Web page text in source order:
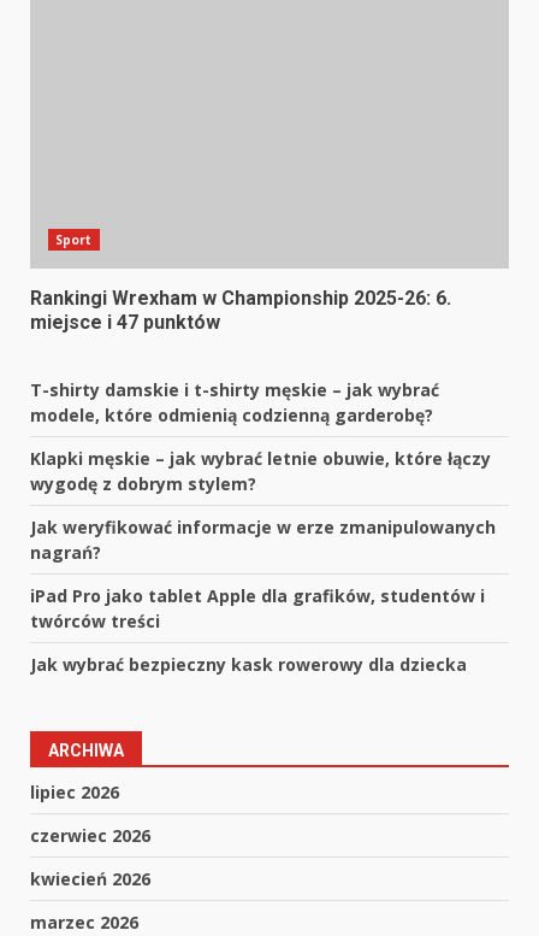
Sport
Rankingi Wrexham w Championship 2025-26: 6.
miejsce i 47 punktów
T-shirty damskie i t-shirty męskie – jak wybrać
modele, które odmienią codzienną garderobę?
Klapki męskie – jak wybrać letnie obuwie, które łączy
wygodę z dobrym stylem?
Jak weryfikować informacje w erze zmanipulowanych
nagrań?
iPad Pro jako tablet Apple dla grafików, studentów i
twórców treści
Jak wybrać bezpieczny kask rowerowy dla dziecka
ARCHIWA
lipiec 2026
czerwiec 2026
kwiecień 2026
marzec 2026